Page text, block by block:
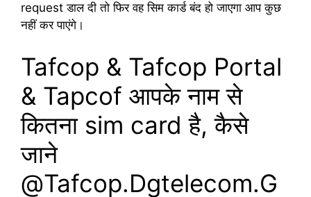
request डाल दी तो फिर वह सिम कार्ड बंद हो जाएगा आप कुछ
नहीं कर पाएंगे।
Tafcop & Tafcop Portal
& Tapcof आपके नाम से
कितना sim card है, कैसे
जाने
@Tafcop.Dgtelecom.G